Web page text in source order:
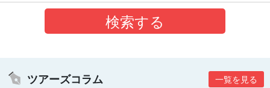
ツアーズコラム 一覧を見る